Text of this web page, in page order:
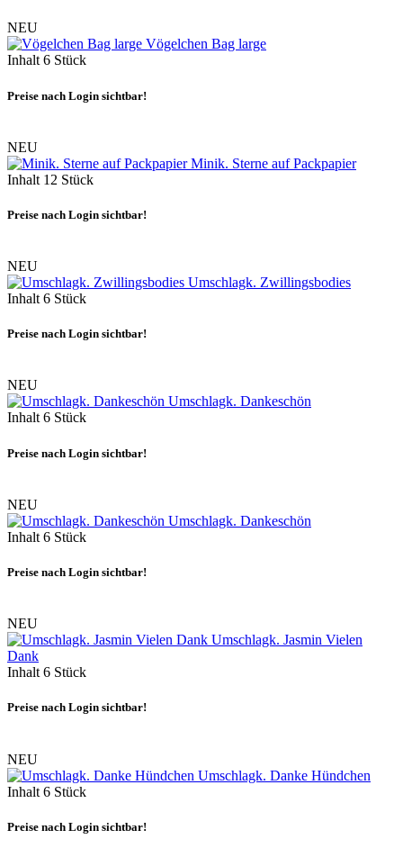
NEU
Vögelchen Bag large
Inhalt6 Stück
Preise nach Login sichtbar!
NEU
Minik. Sterne auf Packpapier
Inhalt 12 Stück
Preise nach Login sichtbar!
NEU
Umschlagk. Zwillingsbodies
Inhalt 6 Stück
Preise nach Login sichtbar!
NEU
Umschlagk. Dankeschön
Inhalt6 Stück
Preise nach Login sichtbar!
NEU
Umschlagk. Dankeschön
Inhalt 6 Stück
Preise nach Login sichtbar!
NEU
Umschlagk. Jasmin Vielen
Dank
Inhalt 6 Stück
Preise nach Login sichtbar!
NEU
Umschlagk. Danke Hündchen
Inhalt 6 Stück
Preise nach Login sichtbar!